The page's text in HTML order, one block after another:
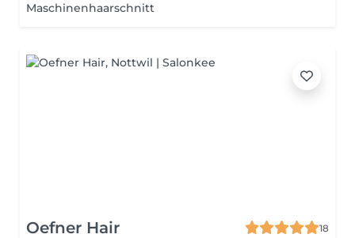
Maschinenhaarschnitt
Oefner Hair
18